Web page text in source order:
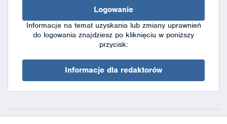
Logowanie
Informacje na temat uzyskania lub zmiany uprawnień
do logowania znajdziesz po kliknięciu w poniższy
przycisk:
Informacje dla redaktorów